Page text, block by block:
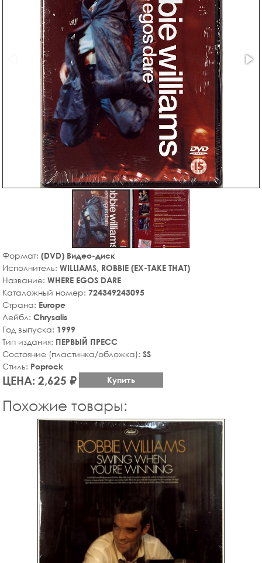
Формат: (DVD) Видео-диск
Исполнитель: WILLIAMS, ROBBIE (EX-TAKE THAT)
Название: WHERE EGOS DARE
Каталожный номер: 724349243095
Страна: Europe
Лейбл: Chrysalis
Год выпуска: 1999
Тип издания: ПЕРВЫЙ ПРЕСС
Состояние (пластинка/обложка): SS
Стиль: Poprock
ЦЕНА: 2,625 ₽ Купить
Похожие товары: